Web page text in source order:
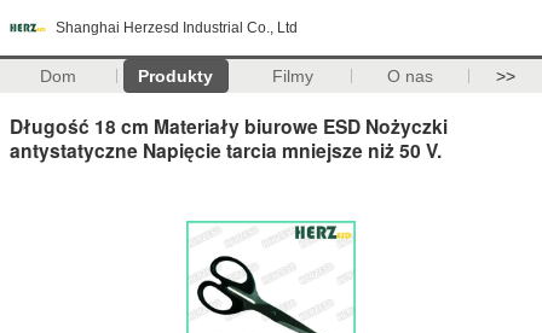
Shanghai Herzesd Industrial Co., Ltd
Dom Produkty Filmy O nas >>
Długość 18 cm Materiały biurowe ESD Nożyczki
antystatyczne Napięcie tarcia mniejsze niż 50 V.